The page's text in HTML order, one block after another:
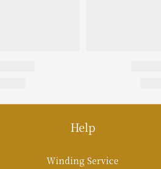
Help
Winding Service